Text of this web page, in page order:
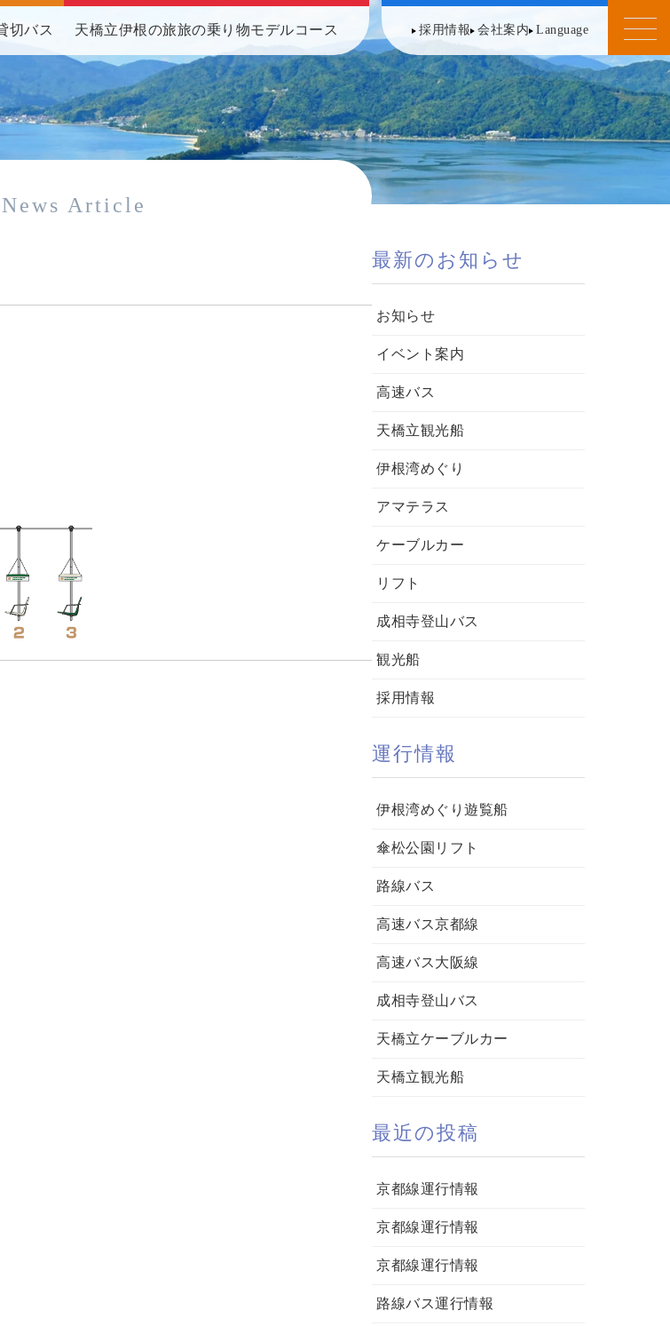
切バス 天橋立伊根の旅旅の乗り物モデルコース 採用情報 会社案内 Language
News Article
最新のお知らせ
お知らせ
イベント案内
高速バス
天橋立観光船
伊根湾めぐり
アマテラス
ケーブルカー
リフト
成相寺登山バス
観光船
採用情報
運行情報
伊根湾めぐり遊覧船
傘松公園リフト
路線バス
高速バス京都線
高速バス大阪線
成相寺登山バス
天橋立ケーブルカー
天橋立観光船
最近の投稿
京都線運行情報
京都線運行情報
京都線運行情報
路線バス運行情報